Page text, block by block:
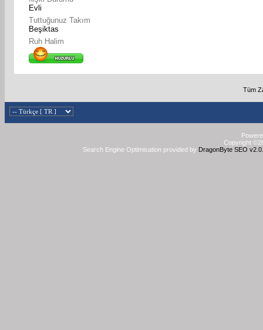
Evli
Tuttuğunuz Takım
Beşiktas
Ruh Halim
Tüm
Copyright
Search Engine Optimisation provided by DragonByte SEO